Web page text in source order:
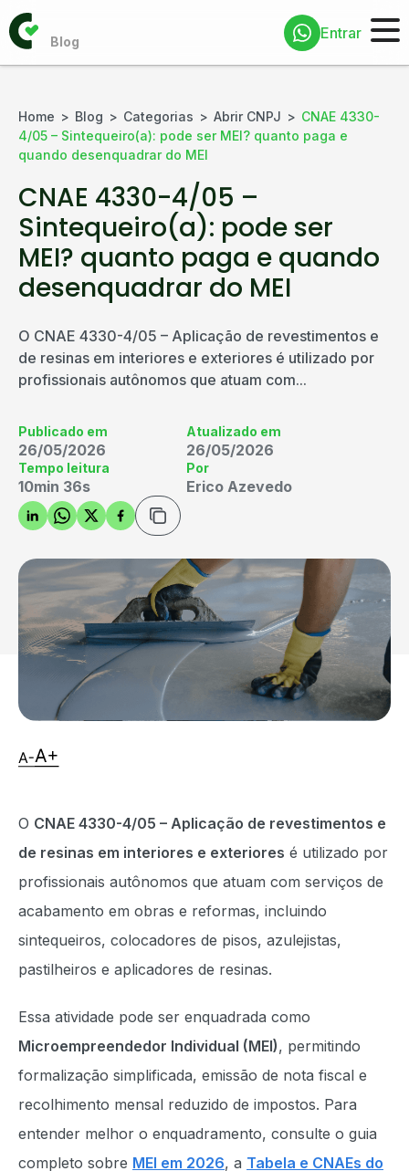
Entrar
Home Blog Categorias Abrir CNPJ
CNAE 4330-
4/05 – Sintequeiro(a): pode ser MEI? quanto paga e
quando desenquadrar do MEI
CNAE 4330-4/05 –
Sintequeiro(a): pode ser
MEI? quanto paga e quando
desenquadrar do MEI
O CNAE 4330-4/05 – Aplicação de revestimentos e
de resinas em interiores e exteriores é utilizado por
profissionais autônomos que atuam com...
Publicado em
26/05/2026
Atualizado em
26/05/2026
Tempo leitura
10min 36s
Por
Erico Azevedo
O CNAE 4330-4/05 – Aplicação de revestimentos e
de resinas em interiores e exteriores é utilizado por
profissionais autônomos que atuam com serviços de
acabamento em obras e reformas, incluindo
sintequeiros, colocadores de pisos, azulejistas,
pastilheiros e aplicadores de resinas.
Essa atividade pode ser enquadrada como
Microempreendedor Individual (MEI), permitindo
formalização simplificada, emissão de nota fiscal e
recolhimento mensal reduzido de impostos. Para
entender melhor o enquadramento, consulte o guia
completo sobre MEI em 2026, a Tabela e CNAEs do